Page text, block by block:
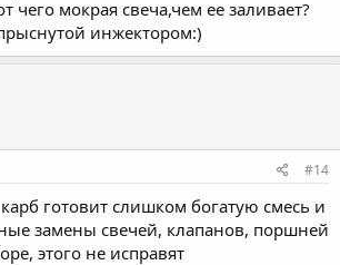
чего мокрая свеча,чем ее заливает?
инжектором:)
#14
готовит слишком богатую смесь и
замены свечей, клапанов, поршней
этого не исправят